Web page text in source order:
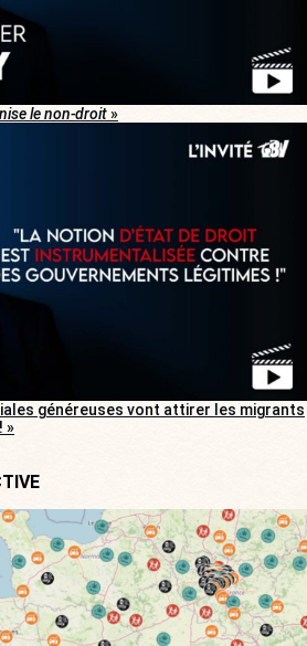
le non-droit»
généreuses vont attirer les migrants
»